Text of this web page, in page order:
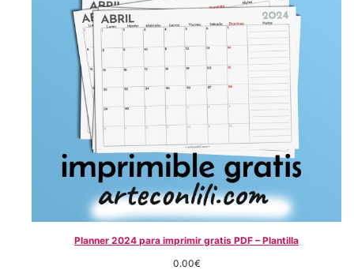
Planner 2024 para imprimir gratis PDF – Plantilla
0.00€